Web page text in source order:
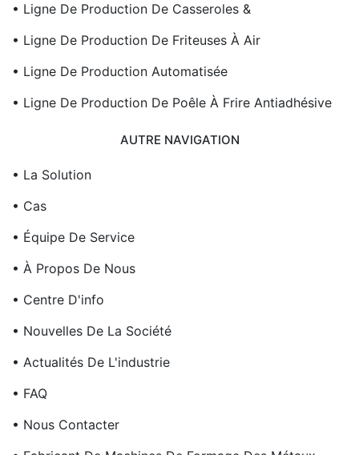
• Ligne De Production De Casseroles &
• Ligne De Production De Friteuses À Air
• Ligne De Production Automatisée
• Ligne De Production De Poêle À Frire Antiadhésive
AUTRE NAVIGATION
• La Solution
• Cas
• Équipe De Service
• À Propos De Nous
• Centre D'info
• Nouvelles De La Société
• Actualités De L'industrie
• FAQ
• Nous Contacter